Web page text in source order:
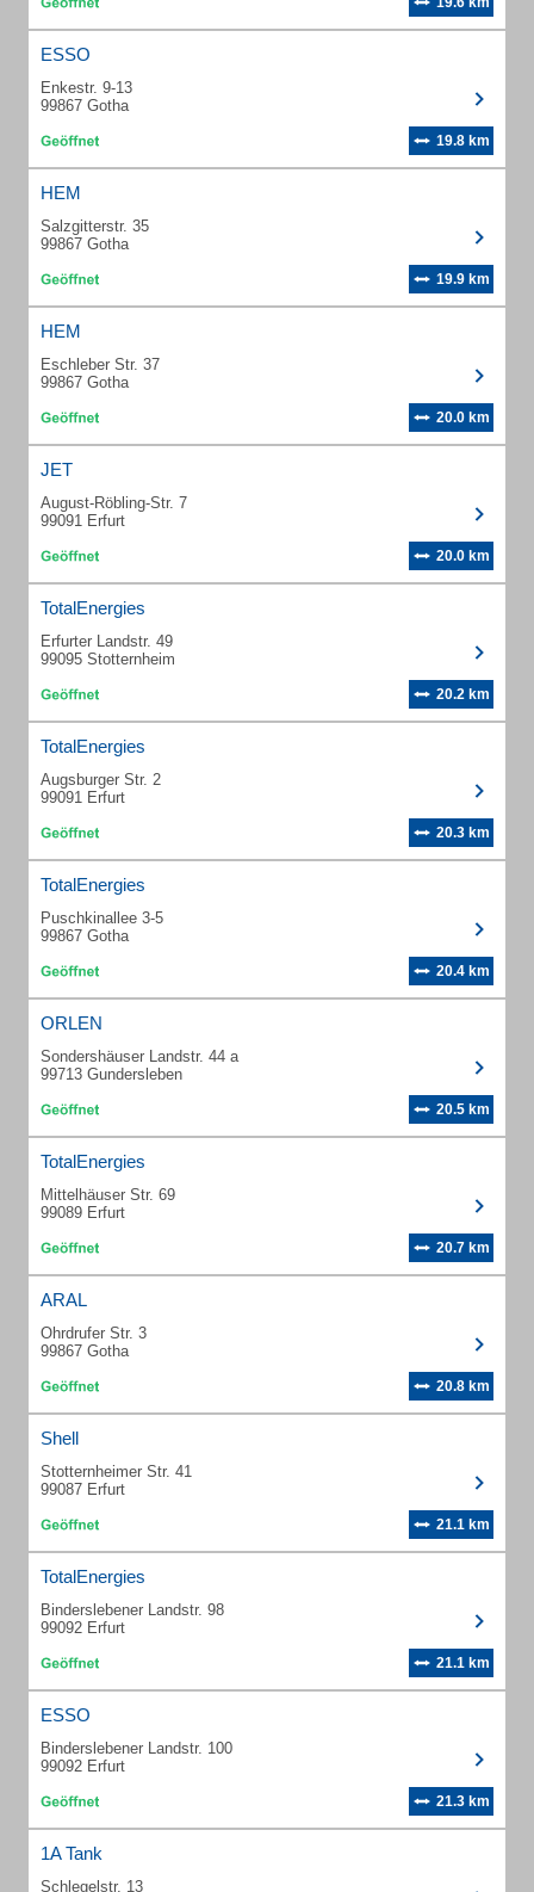
ESSO
Enkestr. 9-13
99867 Gotha
19.8 km
HEM
Salzgitterstr. 35
99867 Gotha
19.9 km
HEM
Eschleber Str. 37
99867 Gotha
20.0 km
JET
August-Röbling-Str. 7
99091 Erfurt
20.0 km
TotalEnergies
Erfurter Landstr. 49
99095 Stotternheim
20.2 km
TotalEnergies
Augsburger Str. 2
99091 Erfurt
20.3 km
TotalEnergies
Puschkinallee 3-5
99867 Gotha
20.4 km
ORLEN
Sondershäuser Landstr. 44 a
99713 Gundersleben
20.5 km
TotalEnergies
Mittelhäuser Str. 69
99089 Erfurt
20.7 km
ARAL
Ohrdrufer Str. 3
99867 Gotha
20.8 km
Shell
Stotternheimer Str. 41
99087 Erfurt
21.1 km
TotalEnergies
Binderslebener Landstr. 98
99092 Erfurt
21.1 km
ESSO
Binderslebener Landstr. 100
99092 Erfurt
21.3 km
1A Tank
Schlegelstr. 13